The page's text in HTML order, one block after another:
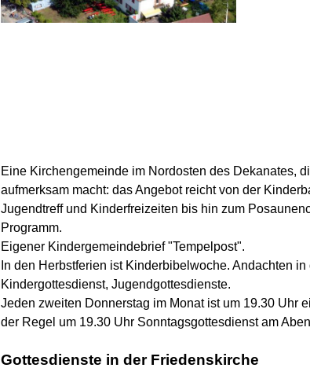
Eine Kirchengemeinde im Nordosten des Dekanates,
aufmerksam macht: das Angebot reicht von der
Jugendtreff und Kinderfreizeiten bis hin zum
Programm.
Eigener Kindergemeindebrief "Tempelpost".
In den Herbstferien ist Kinderbibelwoche. Andachten
Kindergottesdienst, Jugendgottesdienste.
Jeden zweiten Donnerstag im Monat ist um 19.30 Uhr
der Regel um 19.30 Uhr Sonntagsgottesdienst am
Gottesdienste in der Friedenskirche